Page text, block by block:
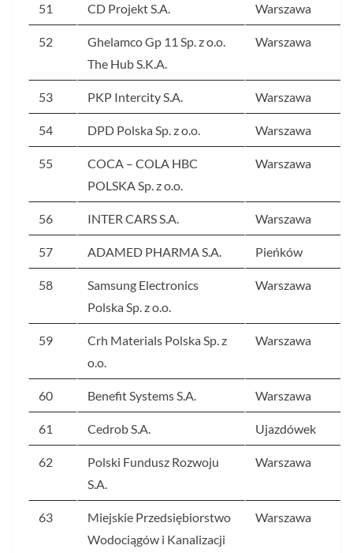
51 CD Projekt S.A. Warszawa
52
Ghelamco Gp 11 Sp. z o.o.
The Hub S.K.A.
Warszawa
53 PKP Intercity S.A. Warszawa
54 DPD Polska Sp. z o.o. Warszawa
55
COCA – COLA HBC
POLSKA Sp. z o.o.
Warszawa
56 INTER CARS S.A. Warszawa
57 ADAMED PHARMA S.A. Pieńków
58
Samsung Electronics
Polska Sp. z o.o.
Warszawa
59
Crh Materials Polska Sp. z
o.o.
Warszawa
60 Benefit Systems S.A. Warszawa
61 Cedrob S.A. Ujazdówek
62
Polski Fundusz Rozwoju
S.A.
Warszawa
63
Miejskie Przedsiębiorstwo
Wodociągów i Kanalizacji
Warszawa